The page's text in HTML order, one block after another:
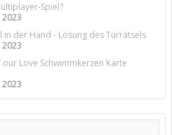
Spiel?
in der Hand - Lösung des Türrätsels
Love Schwimmkerzen Karte